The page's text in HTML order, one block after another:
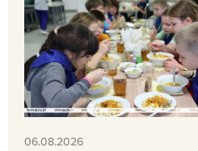
06.08.2026